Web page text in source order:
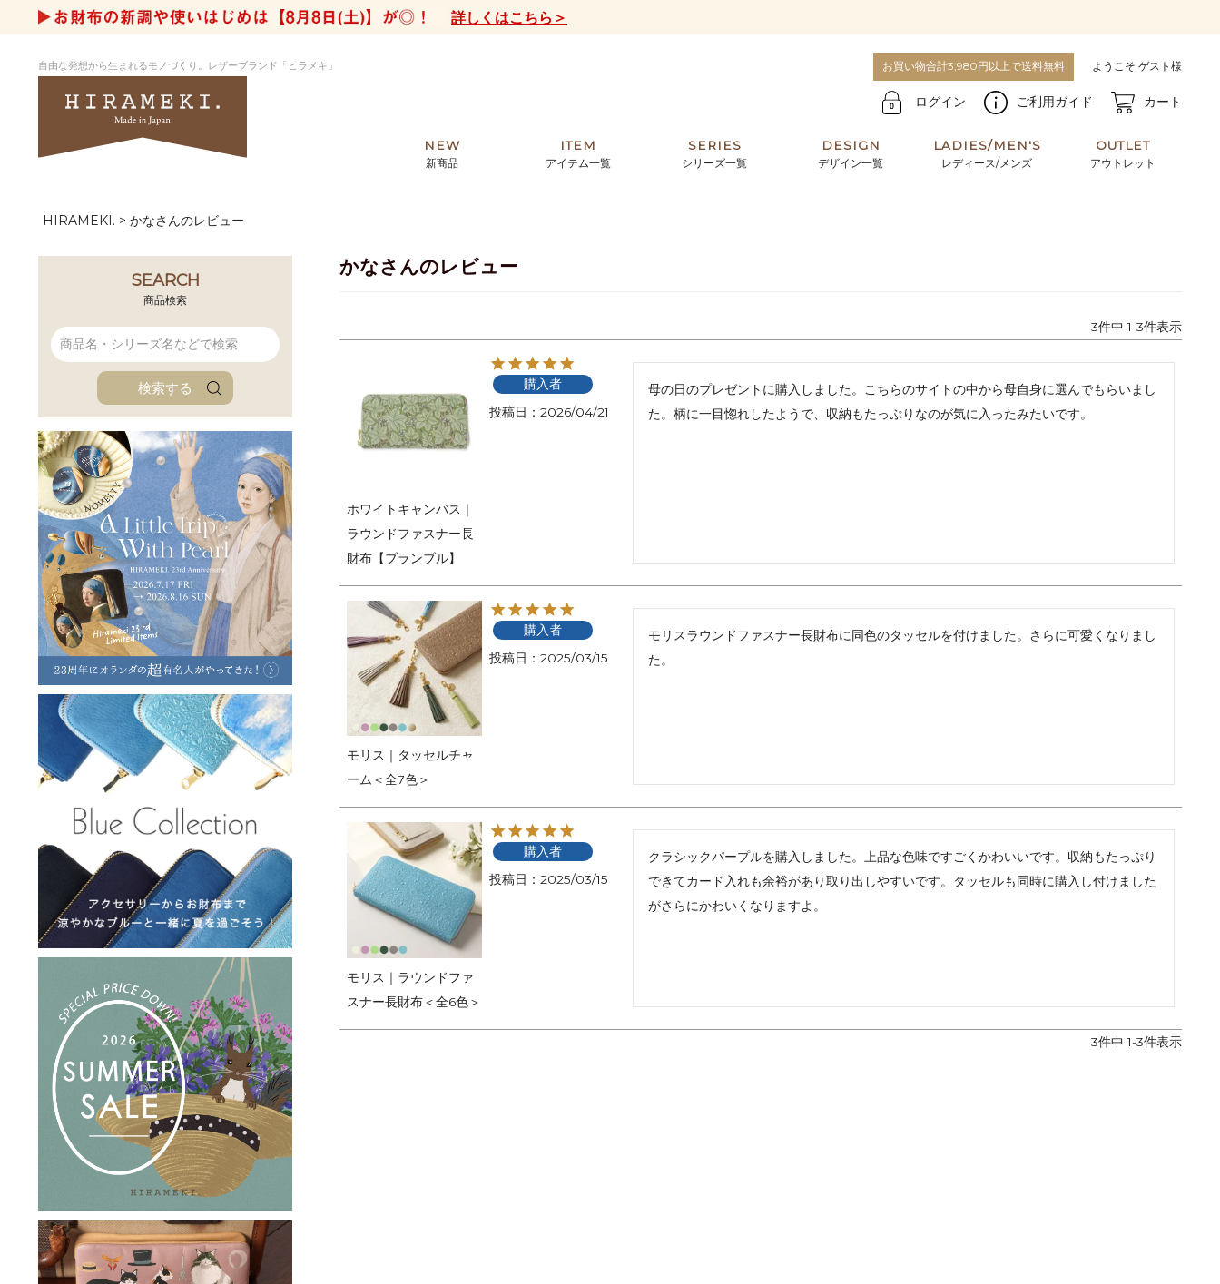
詳しくはこちら＞
自由な発想から生まれるモノづくり。レザーブランド「ヒラメキ」 お買い物合計3,980円以上で送料無料 ようこそ ゲスト様
ログイン ご利用ガイド カート
NEW
新商品
ITEM
アイテム一覧
バッグ チャーム・キーホルダー
SERIES
シリーズ一覧
シーナリーオブザコメット
ブルーアート
アーキライン
ブライトン
ローダ 山猫ホテル
ラフヴィンテージ キャンバス アートフラグメント
ハレノヒプロジェクト
DESIGN
デザイン一覧
ナルデザインまで。日常にお気に入りのアートを。
LADIES/MEN'S
レディース/メンズ
さが楽しめるナチュラルな小物まで。
OUTLET
アウトレット
HIRAMEKI. かなさんのレビュー
SEARCH
商品検索
検索する
かなさんのレビュー
3件中 1-3件表示
ホワイトキャンバス｜
ラウンドファスナー長
財布【ブランブル】
購入者
投稿日
2026/04/21
母の日のプレゼントに購入しました。こちらのサイトの中から母自身に選んでもらいまし
た。柄に一目惚れしたようで、収納もたっぷりなのが気に入ったみたいです。
モリス｜タッセルチャ
ーム＜全7色＞
購入者
投稿日
2025/03/15
モリスラウンドファスナー長財布に同色のタッセルを付けました。さらに可愛くなりまし
た。
モリス｜ラウンドファ
スナー長財布＜全6色＞
購入者
投稿日
2025/03/15
クラシックパープルを購入しました。上品な色味ですごくかわいいです。収納もたっぷり
できてカード入れも余裕があり取り出しやすいです。タッセルも同時に購入し付けました
がさらにかわいくなりますよ。
3件中 1-3件表示